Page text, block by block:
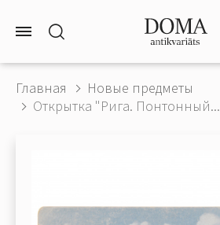
Главная
Новые предметы
Открытка "Рига. Понтонный...